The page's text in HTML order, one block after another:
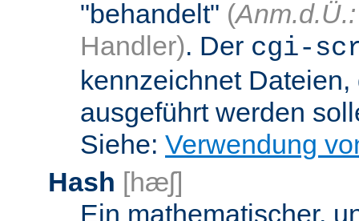
"behandelt" (Anm.d.Ü.:
Handler). Der cgi-
kennzeichnet
ausgeführt werden
Siehe: Verwendung
Hash [hæʃ]
Ein mathematischer,